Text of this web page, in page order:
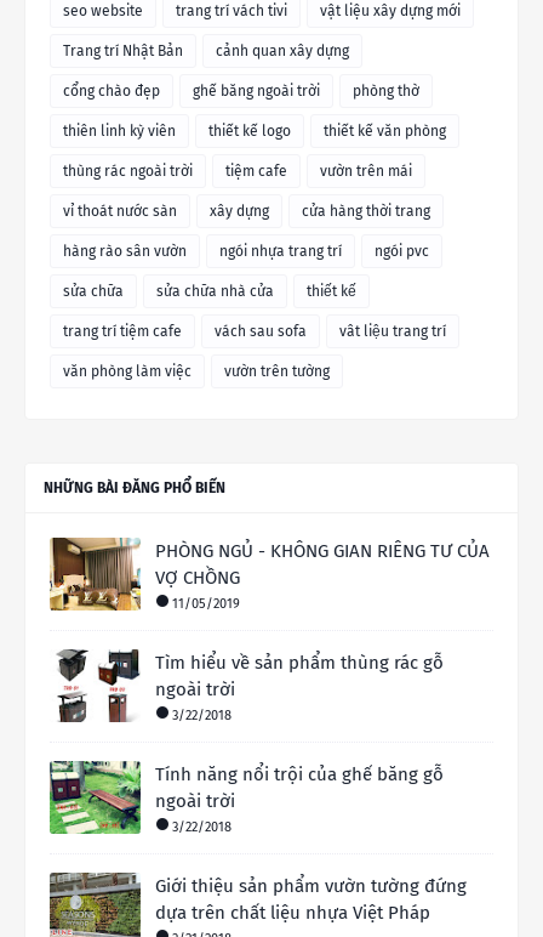
seo website trang trí vách tivi vật liệu xây dựng mới
Trang trí Nhật Bản cảnh quan xây dựng
cổng chào đẹp ghế băng ngoài trời phòng thờ
thiên linh kỳ viên thiết kế logo thiết kế văn phòng
thùng rác ngoài trời tiệm cafe vườn trên mái
vỉ thoát nước sàn xây dựng cửa hàng thời trang
hàng rào sân vườn ngói nhựa trang trí ngói pvc
sửa chữa sửa chữa nhà cửa thiết kế
trang trí tiệm cafe vách sau sofa vât liệu trang trí
văn phòng làm việc vườn trên tường
NHỮNG BÀI ĐĂNG PHỔ BIẾN
PHÒNG NGỦ - KHÔNG GIAN RIÊNG TƯ CỦA
VỢ CHỒNG
11/05/2019
Tìm hiểu về sản phẩm thùng rác gỗ
ngoài trời
3/22/2018
Tính năng nổi trội của ghế băng gỗ
ngoài trời
3/22/2018
Giới thiệu sản phẩm vườn tường đứng
dựa trên chất liệu nhựa Việt Pháp